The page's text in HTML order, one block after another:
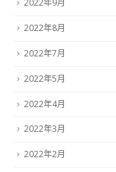
2022年9月
2022年8月
2022年7月
2022年5月
2022年4月
2022年3月
2022年2月